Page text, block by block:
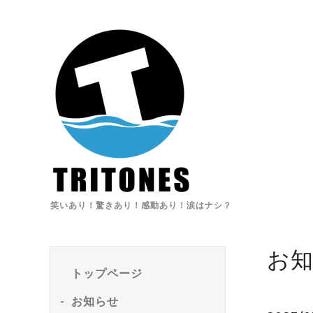
笑いあり！驚きあり！感動あり！涙はナシ？
トップページ
お知らせ
お